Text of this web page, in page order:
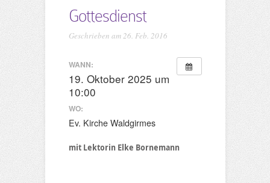
Gottesdienst
Geschrieben am 26. Feb. 2016
WANN:
19. Oktober 2025 um
10:00
WO:
Ev. Kirche Waldgirmes
mit Lektorin Elke Bornemann